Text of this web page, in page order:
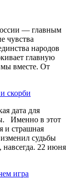
— главным
чувства
народов
главную
вместе. От
скорби
дата для
Именно в этот
и страшная
судьбы
навсегда. 22 июня
игра